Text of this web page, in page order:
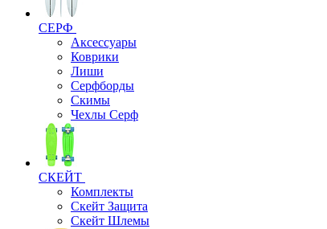
СЕРФ
Аксессуары
Коврики
Лиши
Серфборды
Скимы
Чехлы Cерф
СКЕЙТ
Комплекты
Скейт Защита
Скейт Шлемы